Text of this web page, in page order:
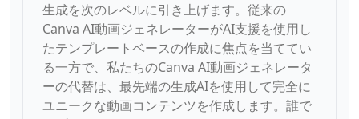
生成を次のレベルに引き上げます。従来の
Canva AI動画ジェネレーターがAI支援を使用し
たテンプレートベースの作成に焦点を当ててい
る一方で、私たちのCanva AI動画ジェネレータ
ーの代替は、最先端の生成AIを使用して完全に
ユニークな動画コンテンツを作成します。誰で